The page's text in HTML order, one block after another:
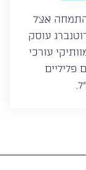
עורכי הדין משנת 1997, התמחה אצל
עוסק
שנה הינו מוותיקי עורכי
פליליים